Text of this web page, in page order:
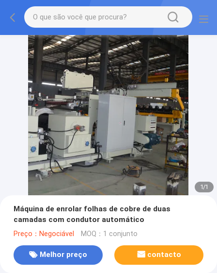
1/1
Máquina de enrolar folhas de cobre de duas
camadas com condutor automático
Preço：Negociável MOQ：1 conjunto
Melhor preço contacto